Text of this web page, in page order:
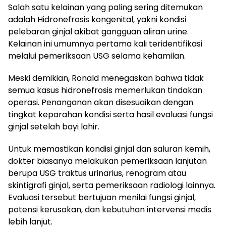
Salah satu kelainan yang paling sering ditemukan
adalah Hidronefrosis kongenital, yakni kondisi
pelebaran ginjal akibat gangguan aliran urine.
Kelainan ini umumnya pertama kali teridentifikasi
melalui pemeriksaan USG selama kehamilan.
Meski demikian, Ronald menegaskan bahwa tidak
semua kasus hidronefrosis memerlukan tindakan
operasi. Penanganan akan disesuaikan dengan
tingkat keparahan kondisi serta hasil evaluasi fungsi
ginjal setelah bayi lahir.
Untuk memastikan kondisi ginjal dan saluran kemih,
dokter biasanya melakukan pemeriksaan lanjutan
berupa USG traktus urinarius, renogram atau
skintigrafi ginjal, serta pemeriksaan radiologi lainnya.
Evaluasi tersebut bertujuan menilai fungsi ginjal,
potensi kerusakan, dan kebutuhan intervensi medis
lebih lanjut.